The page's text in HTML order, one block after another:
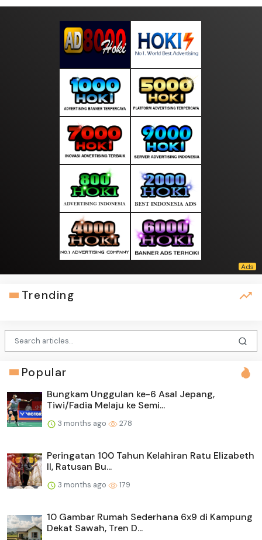
Trending
Popular
Bungkam Unggulan ke-6 Asal Jepang,
Tiwi/Fadia Melaju ke Semi...
3 months ago 278
Peringatan 100 Tahun Kelahiran Ratu Elizabeth
II, Ratusan Bu...
3 months ago 179
10 Gambar Rumah Sederhana 6x9 di Kampung
Dekat Sawah, Tren D...